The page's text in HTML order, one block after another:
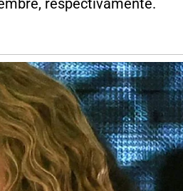
respectivamente.